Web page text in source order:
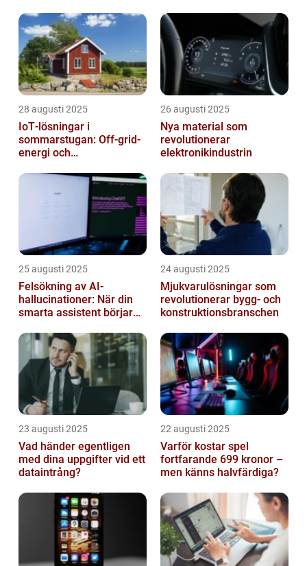
28 augusti 2025
IoT‑lösningar i
sommarstugan: Off‑grid-
energi och
26 augusti 2025
Nya material som
revolutionerar
elektronikindustrin
25 augusti 2025
Felsökning av AI-
hallucinationer: När din
smarta assistent börjar
24 augusti 2025
Mjukvarulösningar som
revolutionerar bygg- och
konstruktionsbranschen
23 augusti 2025
Vad händer egentligen
med dina uppgifter vid ett
dataintrång?
22 augusti 2025
Varför kostar spel
fortfarande 699 kronor –
men känns halvfärdiga?